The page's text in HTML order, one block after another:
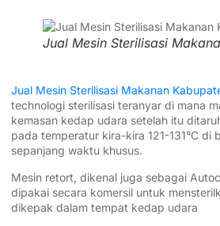
Jual Mesin Sterilisasi
Jual Mesin Sterilisasi Makanan
technologi sterilisasi teranyar di mana
kemasan kedap udara setelah itu
pada temperatur kira-kira 121-131°C di
sepanjang waktu khusus.
Mesin retort, dikenal juga sebagai
dipakai secara komersil untuk
dikepak dalam tempat kedap udara